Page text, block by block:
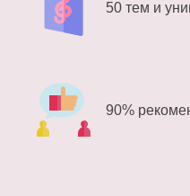
50 тем и
90%